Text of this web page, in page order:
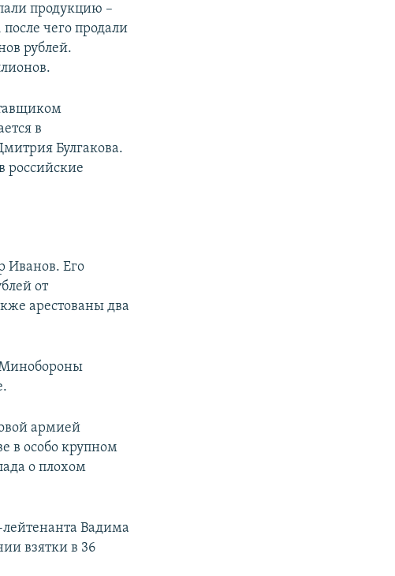
продукцию –
чего продали
рублей.
в
Булгакова.
российские
Иванов. Его
от
арестованы два
Минобороны
армией
в особо крупном
о плохом
Вадима
взятки в 36